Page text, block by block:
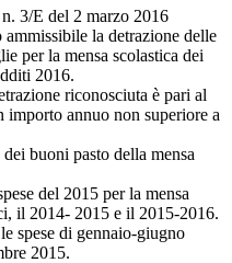
3/E del 2 marzo 2016
la detrazione delle
per la mensa scolastica dei
2016.
riconosciuta è pari al
importo annuo non superiore a
buoni pasto della mensa
del 2015 per la mensa
il 2014- 2015 e il 2015-2016.
spese di gennaio-giugno
2015.